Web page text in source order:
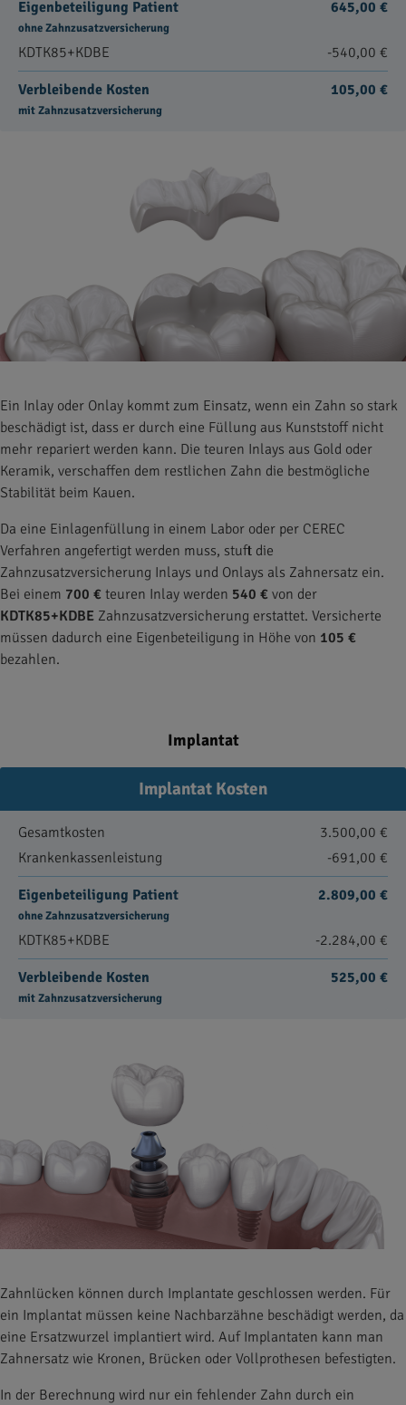
Eigenbeteiligung Patient
ohne Zahnzusatzversicherung
645,00 €
KDTK85+KDBE -540,00 €
Verbleibende Kosten
mit Zahnzusatzversicherung
105,00 €
Ein Inlay oder Onlay kommt zum Einsatz, wenn ein Zahn so stark
beschädigt ist, dass er durch eine Füllung aus Kunststoff nicht
mehr repariert werden kann. Die teuren Inlays aus Gold oder
Keramik, verschaffen dem restlichen Zahn die bestmögliche
Stabilität beim Kauen.
Da eine Einlagenfüllung in einem Labor oder per CEREC
Verfahren angefertigt werden muss, stuft die
Zahnzusatzversicherung Inlays und Onlays als Zahnersatz ein.
Bei einem 700 € teuren Inlay werden 540 € von der
KDTK85+KDBE Zahnzusatzversicherung erstattet. Versicherte
müssen dadurch eine Eigenbeteiligung in Höhe von 105 €
bezahlen.
Implantat
Implantat Kosten
Gesamtkosten
3.500,00 €
Krankenkassenleistung
-691,00 €
Eigenbeteiligung Patient
ohne Zahnzusatzversicherung
2.809,00 €
KDTK85+KDBE -2.284,00 €
Verbleibende Kosten
mit Zahnzusatzversicherung
525,00 €
Zahnlücken können durch Implantate geschlossen werden. Für
ein Implantat müssen keine Nachbarzähne beschädigt werden, da
eine Ersatzwurzel implantiert wird. Auf Implantaten kann man
Zahnersatz wie Kronen, Brücken oder Vollprothesen befestigten.
In der Berechnung wird nur ein fehlender Zahn durch ein